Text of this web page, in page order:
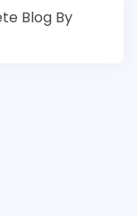
Blog By